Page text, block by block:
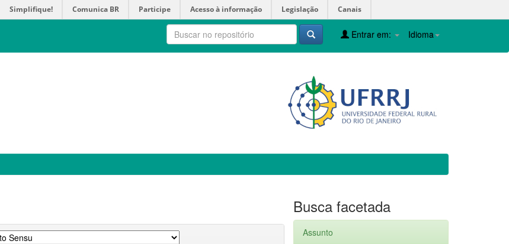
Simplifique! Comunica BR Participe Acesso à informação Legislação Canais
Idioma
Entrar em:
Busca facetada
Assunto